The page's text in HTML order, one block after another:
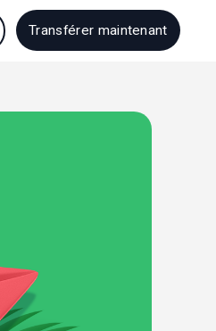
Transférer maintenant